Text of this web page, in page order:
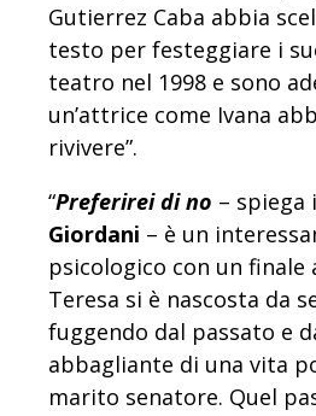
Gutierrez Caba abbia
testo per festeggiare i
teatro nel 1998 e sono
un’attrice come Ivana
rivivere”.
“Preferirei di no – spiega
Giordani – è un
psicologico con un finale
Teresa si è nascosta da
fuggendo dal passato e
abbagliante di una vita
marito senatore. Quel